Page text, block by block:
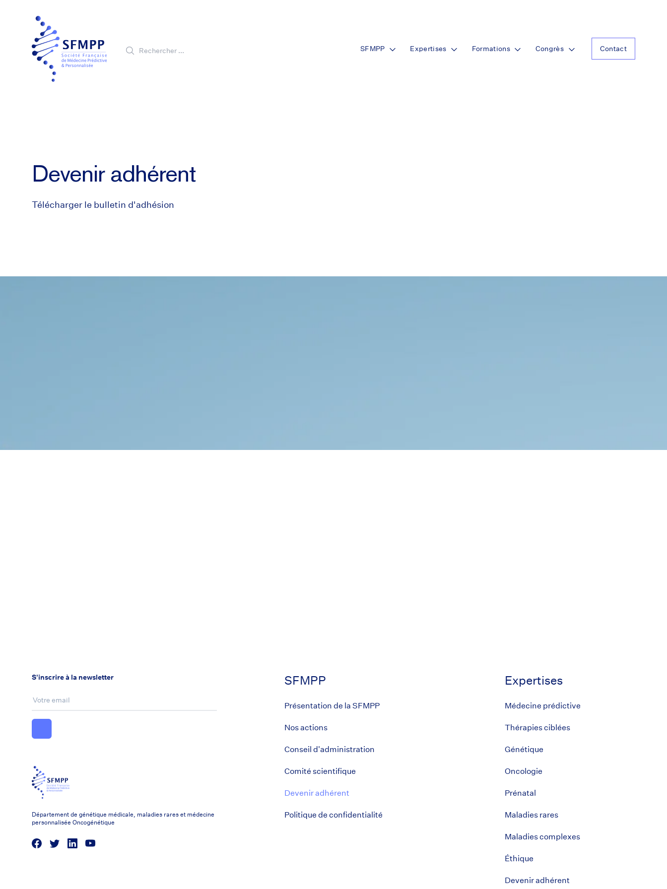
Rechercher SFMPP Expertises Formations Congrès Contact
Devenir adhérent
Télécharger le bulletin d'adhésion
S'inscrire à la newsletter
Email :
Département de génétique médicale, maladies rares et médecine
personnalisée Oncogénétique
SFMPP
Présentation de la SFMPP
Nos actions
Conseil d'administration
Comité scientifique
Devenir adhérent
Politique de confidentialité
Expertises
Médecine prédictive
Thérapies ciblées
Génétique
Oncologie
Prénatal
Maladies rares
Maladies complexes
Éthique
Devenir adhérent